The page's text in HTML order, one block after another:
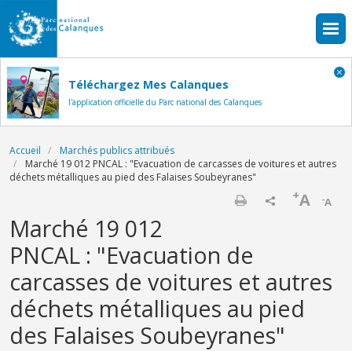
Aller au contenu principal
Téléchargez Mes Calanques
l'application officielle du Parc national des Calanques
Fil d'Ariane
Accueil
Marchés publics attribués
Marché 19 012 PNCAL : "Evacuation de carcasses de voitures et autres
déchets métalliques au pied des Falaises Soubeyranes"
-A
+A
Marché 19 012
PNCAL : "Evacuation de
carcasses de voitures et autres
déchets métalliques au pied
des Falaises Soubeyranes"